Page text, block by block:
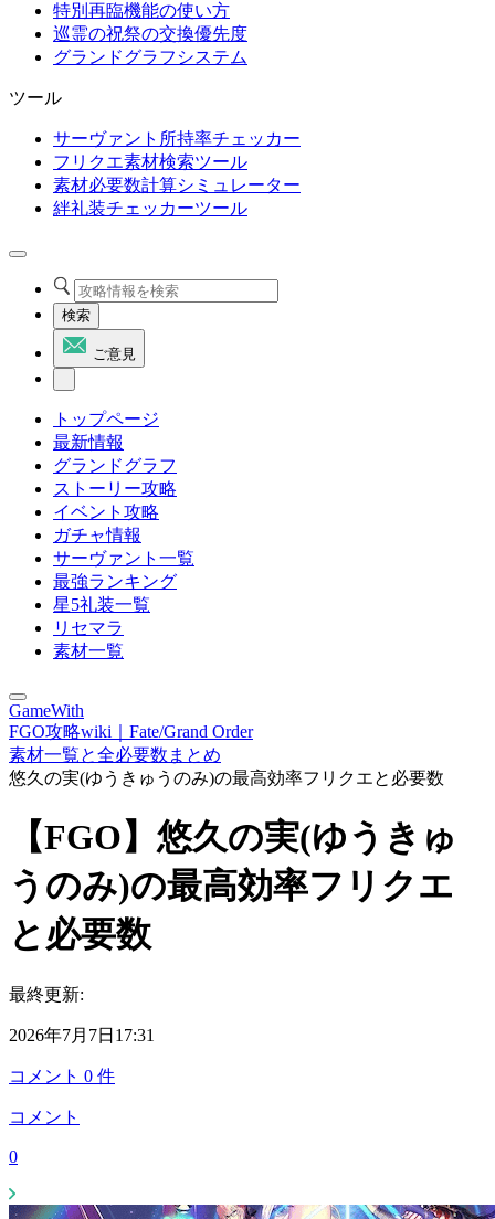
特別再臨機能の使い方
巡霊の祝祭の交換優先度
グランドグラフシステム
ツール
サーヴァント所持率チェッカー
フリクエ素材検索ツール
素材必要数計算シミュレーター
絆礼装チェッカーツール
検索
ご意見
トップページ
最新情報
グランドグラフ
ストーリー攻略
イベント攻略
ガチャ情報
サーヴァント一覧
最強ランキング
星5礼装一覧
リセマラ
素材一覧
GameWith
FGO攻略wiki｜Fate/Grand Order
素材一覧と全必要数まとめ
悠久の実(ゆうきゅうのみ)の最高効率フリクエと必要数
【FGO】悠久の実(ゆうきゅ
うのみ)の最高効率フリクエ
と必要数
最終更新:
2026年7月7日17:31
コメント 0 件
コメント
0